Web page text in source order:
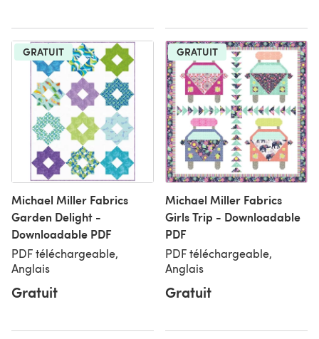
GRATUIT
Michael Miller Fabrics
Garden Delight -
Downloadable PDF
PDF téléchargeable,
Anglais
Gratuit
GRATUIT
Michael Miller Fabrics
Girls Trip - Downloadable
PDF
PDF téléchargeable,
Anglais
Gratuit